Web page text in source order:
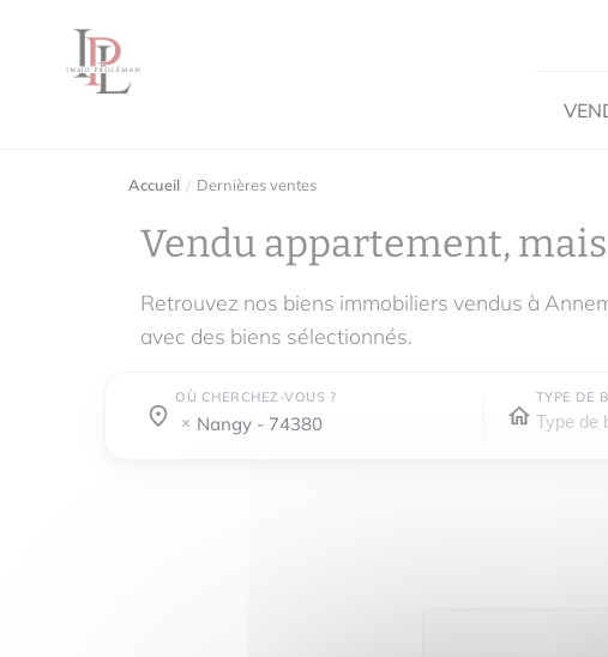
Accueil Dernières ventes
Vendu appartement,
Retrouvez nos biens immobiliers vendus à
avec des biens sélectionnés.
OÙ CHERCHEZ-VOUS ?
Où cherchez-vous ?
nangy - 74380
Où cherchez-vous ?
TYPE DE